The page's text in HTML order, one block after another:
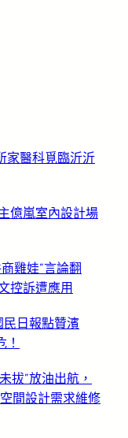
家醫科覓臨沂沂
億嵐室內設計場
雞娃”言論翻
控訴遭應用
民日報點贊濱
拔”放油出航，
間設計需求維修